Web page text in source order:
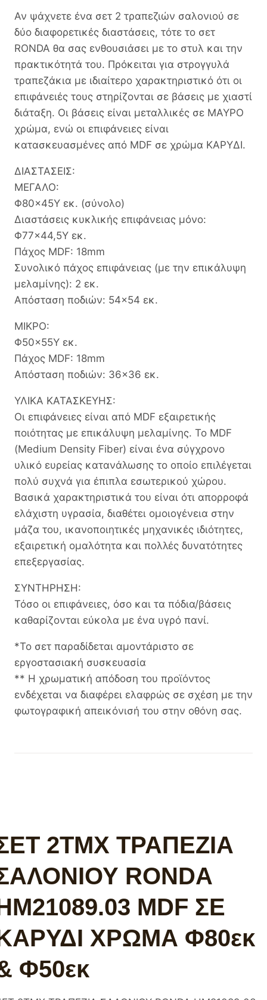
Αν ψάχνετε ένα σετ 2 τραπεζιών σαλονιού σε
δύο διαφορετικές διαστάσεις, τότε το σετ
RONDA θα σας ενθουσιάσει με το στυλ και την
πρακτικότητά του. Πρόκειται για στρογγυλά
τραπεζάκια με ιδιαίτερο χαρακτηριστικό ότι οι
επιφάνειές τους στηρίζονται σε βάσεις με χιαστί
διάταξη. Οι βάσεις είναι μεταλλικές σε ΜΑΥΡΟ
χρώμα, ενώ οι επιφάνειες είναι
κατασκευασμένες από MDF σε χρώμα ΚΑΡΥΔΙ.
ΔΙΑΣΤΑΣΕΙΣ:
ΜΕΓΑΛΟ:
Φ80×45Υ εκ. (σύνολο)
Διαστάσεις κυκλικής επιφάνειας μόνο:
Φ77×44,5Υ εκ.
Πάχος MDF: 18mm
Συνολικό πάχος επιφάνειας (με την επικάλυψη
μελαμίνης): 2 εκ.
Απόσταση ποδιών: 54×54 εκ.
ΜΙΚΡΟ:
Φ50×55Υ εκ.
Πάχος MDF: 18mm
Απόσταση ποδιών: 36×36 εκ.
ΥΛΙΚΑ ΚΑΤΑΣΚΕΥΗΣ:
Οι επιφάνειες είναι από MDF εξαιρετικής
ποιότητας με επικάλυψη μελαμίνης. Το MDF
(Medium Density Fiber) είναι ένα σύγχρονο
υλικό ευρείας κατανάλωσης το οποίο επιλέγεται
πολύ συχνά για έπιπλα εσωτερικού χώρου.
Βασικά χαρακτηριστικά του είναι ότι απορροφά
ελάχιστη υγρασία, διαθέτει ομοιογένεια στην
μάζα του, ικανοποιητικές μηχανικές ιδιότητες,
εξαιρετική ομαλότητα και πολλές δυνατότητες
επεξεργασίας.
ΣΥΝΤΗΡΗΣΗ:
Τόσο οι επιφάνειες, όσο και τα πόδια/βάσεις
καθαρίζονται εύκολα με ένα υγρό πανί.
*Το σετ παραδίδεται αμοντάριστο σε
εργοστασιακή συσκευασία
** Η χρωματική απόδοση του προϊόντος
ενδέχεται να διαφέρει ελαφρώς σε σχέση με την
φωτογραφική απεικόνισή του στην οθόνη σας.
2ΤΜΧ ΤΡΑΠΕΖΙΑ
RONDA
MDF ΣΕ
ΧΡΩΜΑ Φ80εκ
Φ50εκ